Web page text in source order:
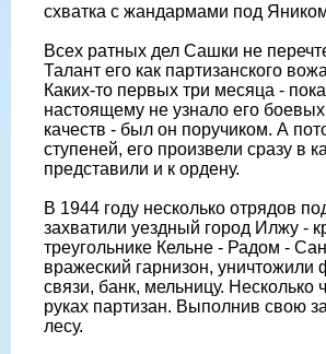
схватка с жандармами под
Всех ратных дел Сашки не
Талант его как партизанского
Каких-то первых три месяца -
настоящему не узнало его боевых
качеств - был он поручиком. А
ступеней, его произвели сразу в
представили и к ордену.
В 1944 году несколько отрядов
захватили уездный город Илжу -
треугольнике Кельне - Радом -
вражеский гарнизон, уничтожили
связи, банк, мельницу. Несколько
руках партизан. Выполнив свою
лесу.